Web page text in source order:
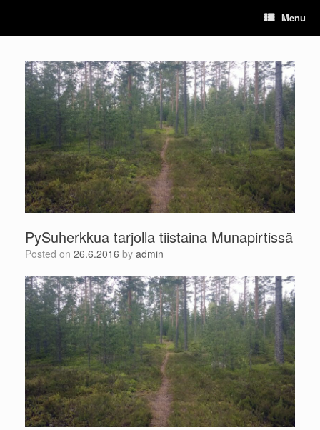
content
Menu
PySuherkkua tarjolla tiistaina Munapirtissä
Posted on 26.6.2016 by admin